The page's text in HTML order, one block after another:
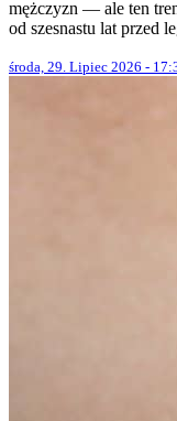
mężczyzn — ale ten
od szesnastu lat przed
środa, 29. Lipiec 2026 -